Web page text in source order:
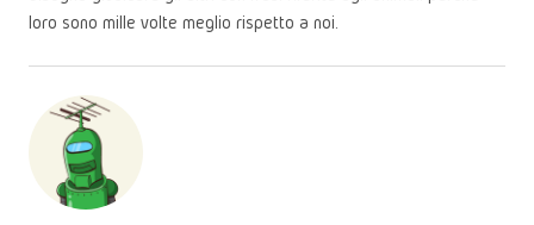
loro sono mille volte meglio rispetto a noi.